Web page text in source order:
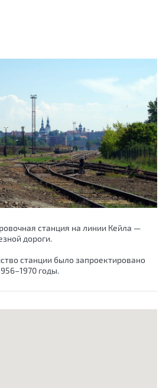
станция на линии Кейла —
дороги.
станции было запроектировано
годы.